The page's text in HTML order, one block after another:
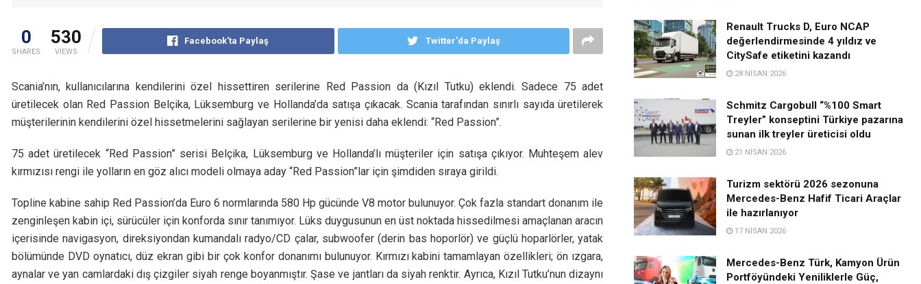
0
SHARES
530
VIEWS
Facebook'ta Paylaş Twitter'da Paylaş
Scania’nın, kullanıcılarına kendilerini özel hissettiren serilerine Red Passion da (Kızıl Tutku) eklendi. Sadece 75 adet
üretilecek olan Red Passion Belçika, Lüksemburg ve Hollanda’da satışa çıkacak. Scania tarafından sınırlı sayıda üretilerek
müşterilerinin kendilerini özel hissetmelerini sağlayan serilerine bir yenisi daha eklendi: “Red Passion”.
75 adet üretilecek “Red Passion” serisi Belçika, Lüksemburg ve Hollanda’lı müşteriler için satışa çıkıyor. Muhteşem alev
kırmızısı rengi ile yolların en göz alıcı modeli olmaya aday “Red Passion”lar için şimdiden sıraya girildi.
Topline kabine sahip Red Passion’da Euro 6 normlarında 580 Hp gücünde V8 motor bulunuyor. Çok fazla standart donanım ile
zenginleşen kabin içi, sürücüler için konforda sınır tanımıyor. Lüks duygusunun en üst noktada hissedilmesi amaçlanan aracın
içerisinde navigasyon, direksiyondan kumandalı radyo/CD çalar, subwoofer (derin bas hoporlör) ve güçlü hoparlörler, yatak
bölümünde DVD oynatıcı, düz ekran gibi bir çok konfor donanımı bulunuyor. Kırmızı kabini tamamlayan özellikleri; ön ızgara,
aynalar ve yan camlardaki dış çizgiler siyah renge boyanmıştır. Şase ve jantları da siyah renktir. Ayrıca, Kızıl Tutku’nun dizaynı
Renault Trucks D, Euro NCAP
değerlendirmesinde 4 yıldız ve
CitySafe etiketini kazandı
28 NISAN 2026
Schmitz Cargobull “%100 Smart
Treyler” konseptini Türkiye pazarına
sunan ilk treyler üreticisi oldu
21 NISAN 2026
Turizm sektörü 2026 sezonuna
Mercedes-Benz Hafif Ticari Araçlar
ile hazırlanıyor
17 NISAN 2026
Mercedes-Benz Türk, Kamyon Ürün
Portföyündeki Yeniliklerle Güç,